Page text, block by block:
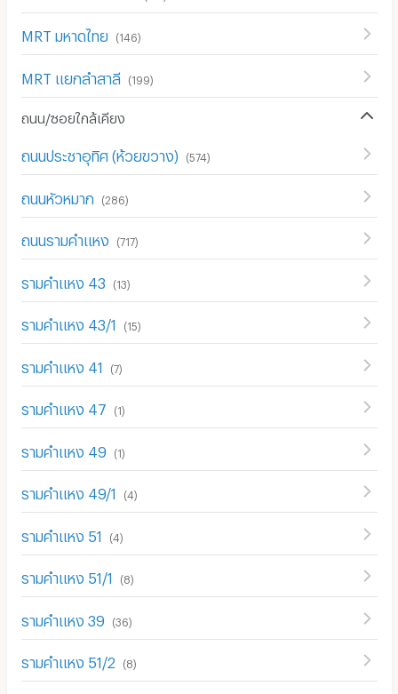
MRT มหาดไทย (146)
MRT แยกลำสาลี (199)
ถนน/ซอยใกล้เคียง
ถนนประชาอุทิศ (ห้วยขวาง) (574 )
ถนนหัวหมาก (286)
ถนนรามคำแหง (717)
รามคำแหง 43 (13)
รามคำแหง 43/1 (15)
รามคำแหง 41 (7)
รามคำแหง 47 (1)
รามคำแหง 49 (1)
รามคำแหง 49/1 (4 )
รามคำแหง 51 (4 )
รามคำแหง 51/1 (8)
รามคำแหง 39 (36)
รามคำแหง 51/2 (8)